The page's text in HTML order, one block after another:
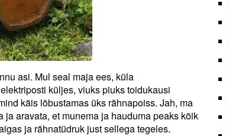
asi. Mul seal maja ees, küla
küljes, viuks piuks toidukausi
käis lõbustamas üks rähnapoiss. Jah, ma
aravata, et munema ja hauduma peaks kõik
ja rähnatüdruk just sellega tegeles.